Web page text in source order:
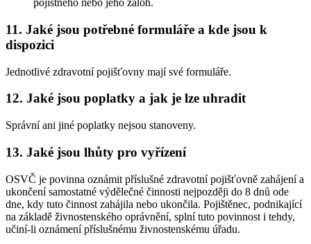
pojistného nebo jeho záloh.
11. Jaké jsou potřebné formuláře a kde jsou k
dispozici
Jednotlivé zdravotní pojišťovny mají své formuláře.
12. Jaké jsou poplatky a jak je lze uhradit
Správní ani jiné poplatky nejsou stanoveny.
13. Jaké jsou lhůty pro vyřízení
OSVČ je povinna oznámit příslušné zdravotní pojišťovně zahájení a
ukončení samostatné výdělečné činnosti nejpozději do 8 dnů ode
dne, kdy tuto činnost zahájila nebo ukončila. Pojištěnec, podnikající
na základě živnostenského oprávnění, splní tuto povinnost i tehdy,
učiní-li oznámení příslušnému živnostenskému úřadu.